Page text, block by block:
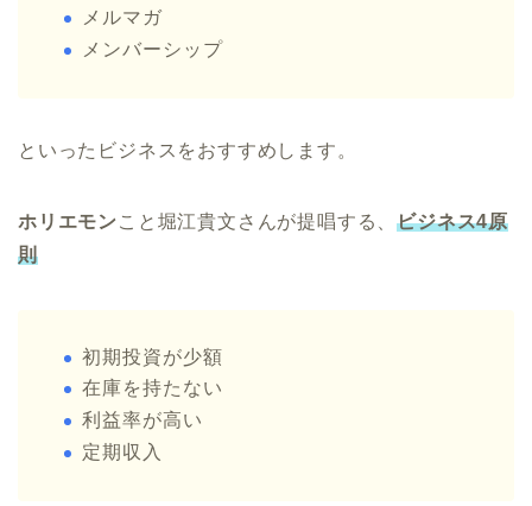
メルマガ
メンバーシップ
といったビジネスをおすすめします。
ホリエモンこと堀江貴文さんが提唱する、ビジネス4原
則
初期投資が少額
在庫を持たない
利益率が高い
定期収入